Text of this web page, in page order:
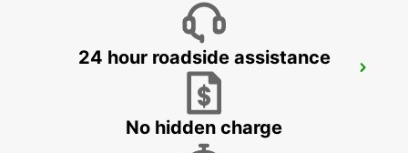
BRISBANE KIPPA RING
24 hour roadside assistance
No hidden charge